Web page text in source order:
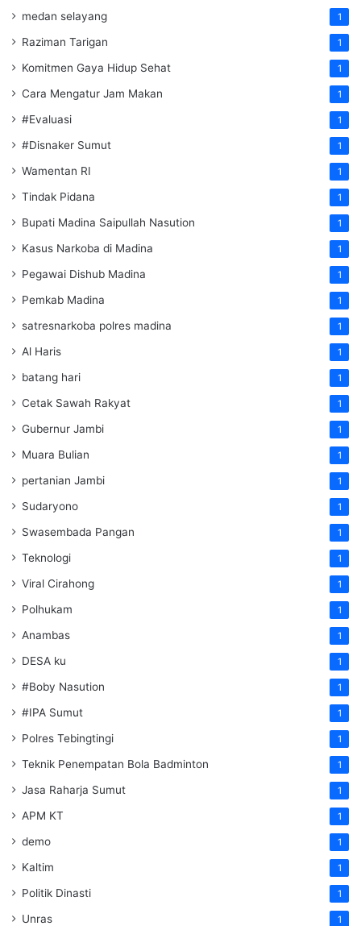
medan selayang 1
Raziman Tarigan 1
Komitmen Gaya Hidup Sehat 1
Cara Mengatur Jam Makan 1
#Evaluasi 1
#Disnaker Sumut 1
Wamentan RI 1
Tindak Pidana 1
Bupati Madina Saipullah Nasution 1
Kasus Narkoba di Madina 1
Pegawai Dishub Madina 1
Pemkab Madina 1
satresnarkoba polres madina 1
Al Haris 1
batang hari 1
Cetak Sawah Rakyat 1
Gubernur Jambi 1
Muara Bulian 1
pertanian Jambi 1
Sudaryono 1
Swasembada Pangan 1
Teknologi 1
Viral Cirahong 1
Polhukam 1
Anambas 1
DESA ku 1
#Boby Nasution 1
#IPA Sumut 1
Polres Tebingtingi 1
Teknik Penempatan Bola Badminton 1
Jasa Raharja Sumut 1
APM KT 1
demo 1
Kaltim 1
Politik Dinasti 1
Unras 1